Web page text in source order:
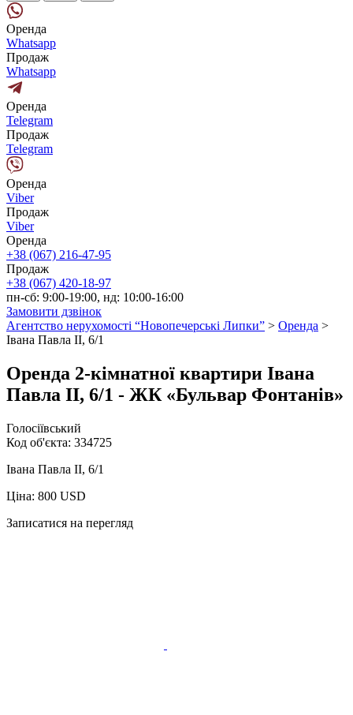
Оренда
Whatsapp
Продаж
Whatsapp
Оренда
Telegram
Продаж
Telegram
Оренда
Viber
Продаж
Viber
Оренда
+38 (067) 216-47-95
Продаж
+38 (067) 420-18-97
пн-сб: 9:00-19:00, нд: 10:00-16:00
Замовити дзвінок
Агентство нерухомості “Новопечерські Липки” > Оренда >
Івана Павла II, 6/1
Оренда 2-кімнатної квартири Івана
Павла II, 6/1 - ЖК «Бульвар Фонтанів»
Голосіївський
Код об'єкта: 334725
Івана Павла II, 6/1
Ціна: 800 USD
Записатися на перегляд